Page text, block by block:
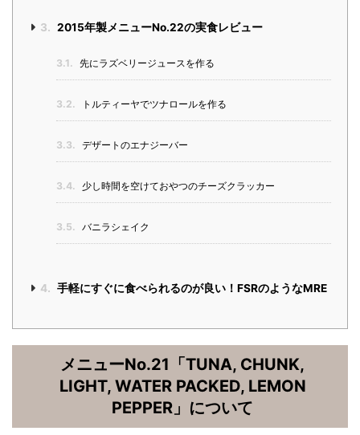
3. 2015年製メニューNo.22の実食レビュー
3.1. 先にラズベリージュースを作る
3.2. トルティーヤでツナロールを作る
3.3. デザートのエナジーバー
3.4. 少し時間を空けておやつのチーズクラッカー
3.5. バニラシェイク
4. 手軽にすぐに食べられるのが良い！FSRのようなMRE
メニューNo.21「TUNA, CHUNK,
LIGHT, WATER PACKED, LEMON
PEPPER」について